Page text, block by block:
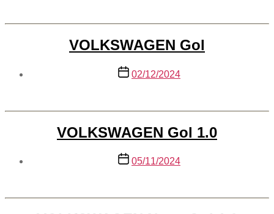
VOLKSWAGEN Gol
Data02/12/2024
VOLKSWAGEN Gol 1.0
Data05/11/2024